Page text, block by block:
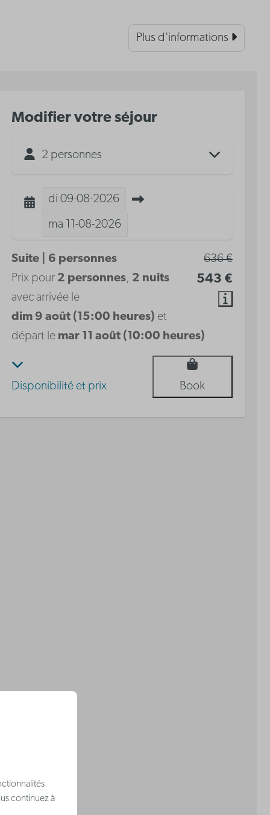
Plus d'informations
Modifier votre séjour
2 personnes
di 09-08-2026
ma 11-08-2026
636 €
543 €
Suite | 6 personnes
Prix pour 2 personnes, 2 nuits
avec arrivée le
dim 9 août (15:00 heures) et
départ le mar 11 août (10:00 heures)
Disponibilité et prix Book
continuez à